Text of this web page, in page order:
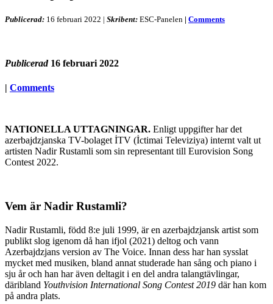
Publicerad: 16 februari 2022 | Skribent: ESC-Panelen | Comments
Publicerad 16 februari 2022
| Comments
NATIONELLA UTTAGNINGAR. Enligt uppgifter har det
azerbajdzjanska TV-bolaget İTV (İctimai Televiziya) internt valt ut
artisten Nadir Rustamli som sin representant till Eurovision Song
Contest 2022.
Vem är Nadir Rustamli?
Nadir Rustamli, född 8:e juli 1999, är en azerbajdzjansk artist som
publikt slog igenom då han ifjol (2021) deltog och vann
Azerbajdzjans version av The Voice. Innan dess har han sysslat
mycket med musiken, bland annat studerade han sång och piano i
sju år och han har även deltagit i en del andra talangtävlingar,
däribland Youthvision International Song Contest 2019 där han kom
på andra plats.